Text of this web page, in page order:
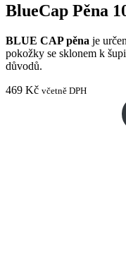
BlueCap Pěna
BLUE CAP pěna je
pokožky se sklonem k
důvodů.
469 Kč včetně DPH